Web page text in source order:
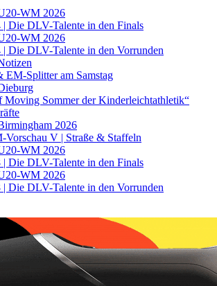
WM 2026
| Die DLV-Talente in den Finals
WM 2026
| Die DLV-Talente in den Vorrunden
EM-Splitter am Samstag
Moving Sommer der Kinderleichtathletik“
2026
Vorschau V | Straße & Staffeln
WM 2026
| Die DLV-Talente in den Finals
WM 2026
| Die DLV-Talente in den Vorrunden